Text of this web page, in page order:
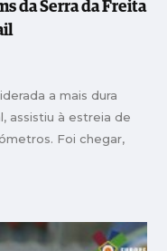
da Serra da Freita
a mais dura
assistiu à estreia de
Foi chegar,